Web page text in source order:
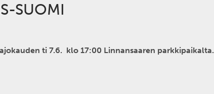
SUOMI
ti 7.6. klo 17:00 Linnansaaren parkkipaikalta.